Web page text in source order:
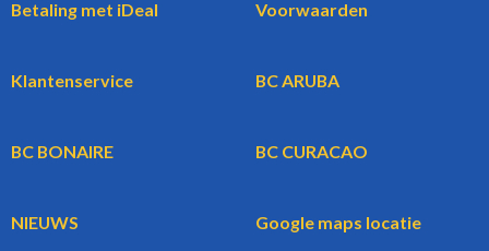
Betaling met iDeal Voorwaarden
Klantenservice BC ARUBA
BC BONAIRE BC CURACAO
NIEUWS Google maps locatie